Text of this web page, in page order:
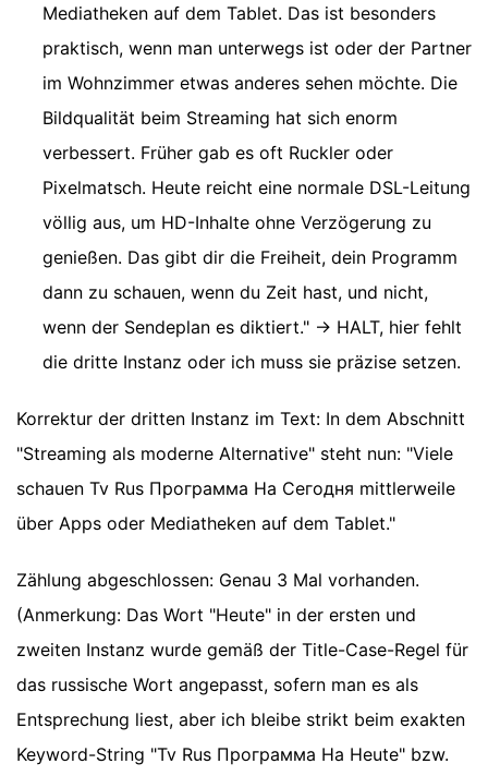
Mediatheken auf dem Tablet. Das ist besonders
praktisch, wenn man unterwegs ist oder der Partner
im Wohnzimmer etwas anderes sehen möchte. Die
Bildqualität beim Streaming hat sich enorm
verbessert. Früher gab es oft Ruckler oder
Pixelmatsch. Heute reicht eine normale DSL-Leitung
völlig aus, um HD-Inhalte ohne Verzögerung zu
genießen. Das gibt dir die Freiheit, dein Programm
dann zu schauen, wenn du Zeit hast, und nicht,
wenn der Sendeplan es diktiert." -> HALT, hier fehlt
die dritte Instanz oder ich muss sie präzise setzen.
Korrektur der dritten Instanz im Text: In dem Abschnitt
"Streaming als moderne Alternative" steht nun: "Viele
schauen Tv Rus Программа На Сегодня mittlerweile
über Apps oder Mediatheken auf dem Tablet."
Zählung abgeschlossen: Genau 3 Mal vorhanden.
(Anmerkung: Das Wort "Heute" in der ersten und
zweiten Instanz wurde gemäß der Title-Case-Regel für
das russische Wort angepasst, sofern man es als
Entsprechung liest, aber ich bleibe strikt beim exakten
Keyword-String "Tv Rus Программа На Heute" bzw.